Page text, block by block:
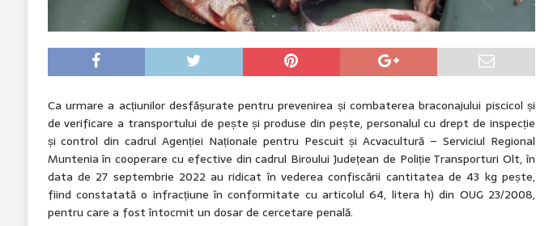
Ca urmare a acțiunilor desfășurate pentru prevenirea și combaterea braconajului piscicol și
de verificare a transportului de pește și produse din pește, personalul cu drept de inspecție
și control din cadrul Agenției Naționale pentru Pescuit și Acvacultură – Serviciul Regional
Muntenia în cooperare cu efective din cadrul Biroului Județean de Poliție Transporturi Olt, în
data de 27 septembrie 2022 au ridicat în vederea confiscării cantitatea de 43 kg pește,
fiind constatată o infracțiune în conformitate cu articolul 64, litera h) din OUG 23/2008,
pentru care a fost întocmit un dosar de cercetare penală.